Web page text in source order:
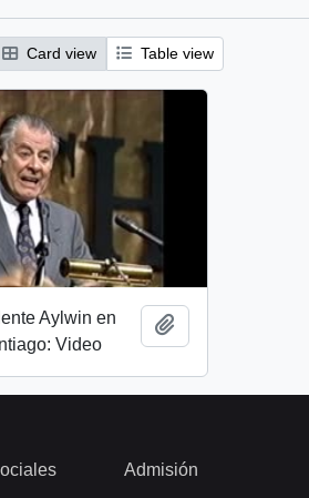
Card view Table view
Aylwin en
Video
Admisión